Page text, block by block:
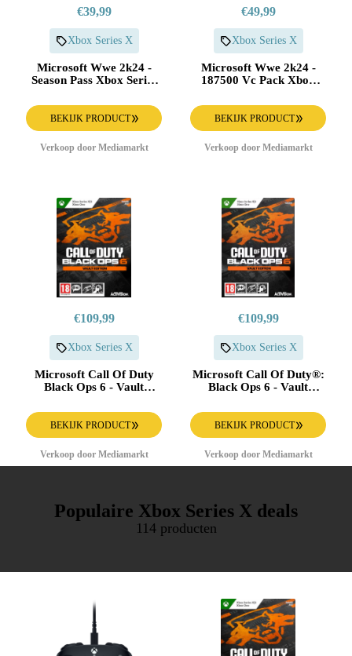
€39,99
Xbox Series X
Microsoft Wwe 2k24 -
Season Pass Xbox Series
BEKIJK PRODUCT
Verkoop door Mediamarkt
€49,99
Xbox Series X
Microsoft Wwe 2k24 -
187500 Vc Pack Xbox
BEKIJK PRODUCT
Verkoop door Mediamarkt
€109,99
Xbox Series X
Microsoft Call Of Duty
Black Ops 6 - Vault
BEKIJK PRODUCT
Verkoop door Mediamarkt
€109,99
Xbox Series X
Microsoft Call Of Duty®:
Black Ops 6 - Vault
Xbox Series X & One
BEKIJK PRODUCT
Verkoop door Mediamarkt
Populaire Xbox Series X deals
114 producten